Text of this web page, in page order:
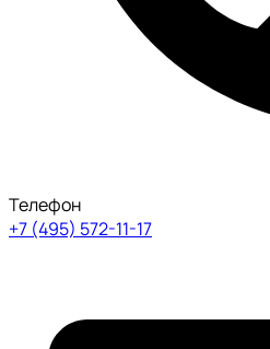
Телефон
+7 (495) 572-11-17